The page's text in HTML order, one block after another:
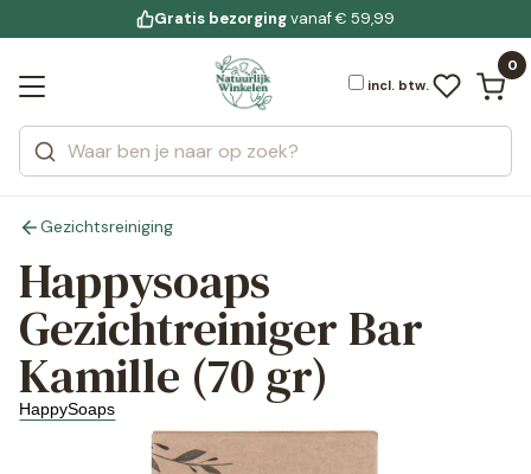
Jouw bewuste leefstijl
voor 19:00 uur besteld
Gratis bezorgingvanaf € 59,99
incl. btw.
0
Zoeken
Categorieën
Merken
Bekijk alle resultaten
Gezichtsreiniging
Happysoaps
Gezichtreiniger Bar
Kamille (70 gr)
HappySoaps